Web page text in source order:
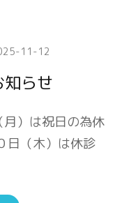
11-12
知らせ
月）は祝日の為休
日（木）は休診